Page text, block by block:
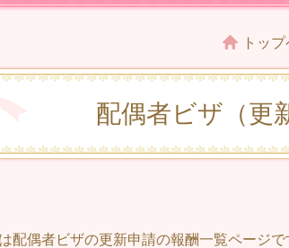
トッ
配偶者ビザ（更
配偶者ビザの更新申請の報酬一覧ページで